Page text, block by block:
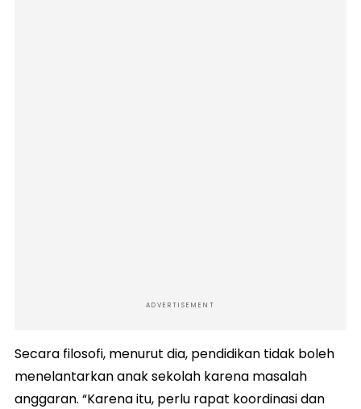
ADVERTISEMENT
Secara filosofi, menurut dia, pendidikan tidak boleh
menelantarkan anak sekolah karena masalah
anggaran. “Karena itu, perlu rapat koordinasi dan